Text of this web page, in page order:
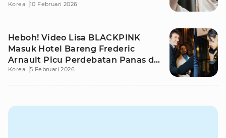
Korea 10 Februari 2026
Heboh! Video Lisa BLACKPINK
Masuk Hotel Bareng Frederic
Arnault Picu Perdebatan Panas di
Medsos
Korea 5 Februari 2026